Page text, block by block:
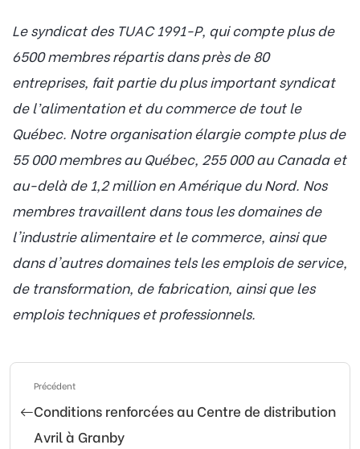
Le syndicat des TUAC 1991-P, qui compte plus de
6500 membres répartis dans près de 80
entreprises, fait partie du plus important syndicat
de l’alimentation et du commerce de tout le
Québec. Notre organisation élargie compte plus de
55 000 membres au Québec, 255 000 au Canada et
au-delà de 1,2 million en Amérique du Nord. Nos
membres travaillent dans tous les domaines de
l'industrie alimentaire et le commerce, ainsi que
dans d'autres domaines tels les emplois de service,
de transformation, de fabrication, ainsi que les
emplois techniques et professionnels.
Précédent
Conditions renforcées au Centre de distribution
Avril à Granby